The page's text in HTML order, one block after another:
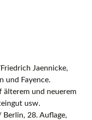
Jaennicke,
und Fayence.
älterem und neuerem
usw.
28. Auflage,